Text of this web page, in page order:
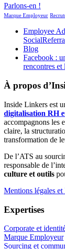
Parlons-en !
Marque Employeur
Employee
Blog
Facebook :
rencontres
À propos
Inside Linkers est
digitalisation RH
accompagnons les
claire, la
transformation de
De l’ATS au
responsable de
culture et outils
Mentions légales
Expertises
Corporate et
Marque Employeur
Sourcing et